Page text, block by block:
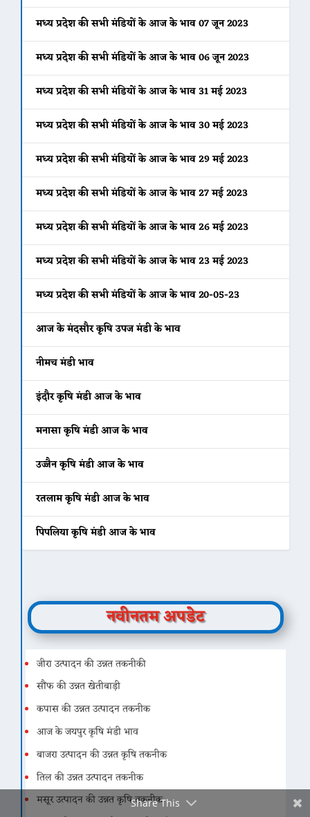
मध्य प्रदेश की सभी मंडियों के आज के भाव 07 जून 2023
मध्य प्रदेश की सभी मंडियों के आज के भाव 06 जून 2023
मध्य प्रदेश की सभी मंडियों के आज के भाव 31 मई 2023
मध्य प्रदेश की सभी मंडियों के आज के भाव 30 मई 2023
मध्य प्रदेश की सभी मंडियों के आज के भाव 29 मई 2023
मध्य प्रदेश की सभी मंडियों के आज के भाव 27 मई 2023
मध्य प्रदेश की सभी मंडियों के आज के भाव 26 मई 2023
मध्य प्रदेश की सभी मंडियों के आज के भाव 23 मई 2023
मध्य प्रदेश की सभी मंडियों के आज के भाव 20-05-23
आज के मंदसौर कृषि उपज मंडी के भाव
नीमच मंडी भाव
इंदौर कृषि मंडी आज के भाव
मनासा कृषि मंडी आज के भाव
उज्जैन कृषि मंडी आज के भाव
रतलाम कृषि मंडी आज के भाव
पिपलिया कृषि मंडी आज के भाव
नवीनतम अपडेट
जीरा उत्पादन की उन्नत तकनीकी
सौंफ की उन्नत खेतीबाड़ी
कपास की उन्नत उत्पादन तकनीक
आज के जयपुर कृषि मंडी भाव
बाजरा उत्पादन की उन्नत कृषि तकनीक
तिल की उन्नत उत्पादन तकनीक
मसूर उत्पादन की उन्नत कृषि तकनीक
Share This
Twitter